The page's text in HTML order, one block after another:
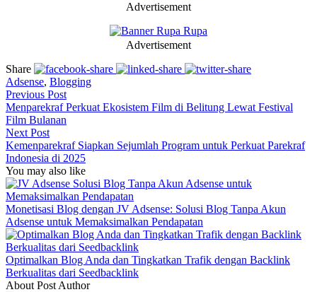
Advertisement
Advertisement
Share
Adsense, Blogging
Previous Post
Menparekraf Perkuat Ekosistem Film di Belitung Lewat Festival
Film Bulanan
Next Post
Kemenparekraf Siapkan Sejumlah Program untuk Perkuat Parekraf
Indonesia di 2025
You may also like
Monetisasi Blog dengan JV Adsense: Solusi Blog Tanpa Akun
Adsense untuk Memaksimalkan Pendapatan
Optimalkan Blog Anda dan Tingkatkan Trafik dengan Backlink
Berkualitas dari Seedbacklink
About Post Author